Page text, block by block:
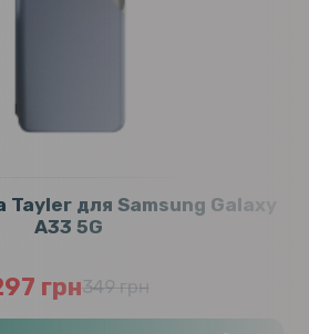
для Samsung Galaxy
A33 5G
грн349 грн